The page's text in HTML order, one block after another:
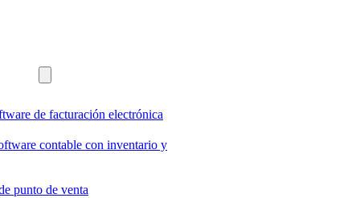
de facturación electrónica
contable con inventario y
punto de venta